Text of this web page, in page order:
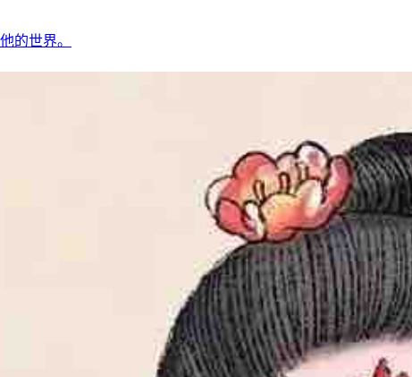
的世界。